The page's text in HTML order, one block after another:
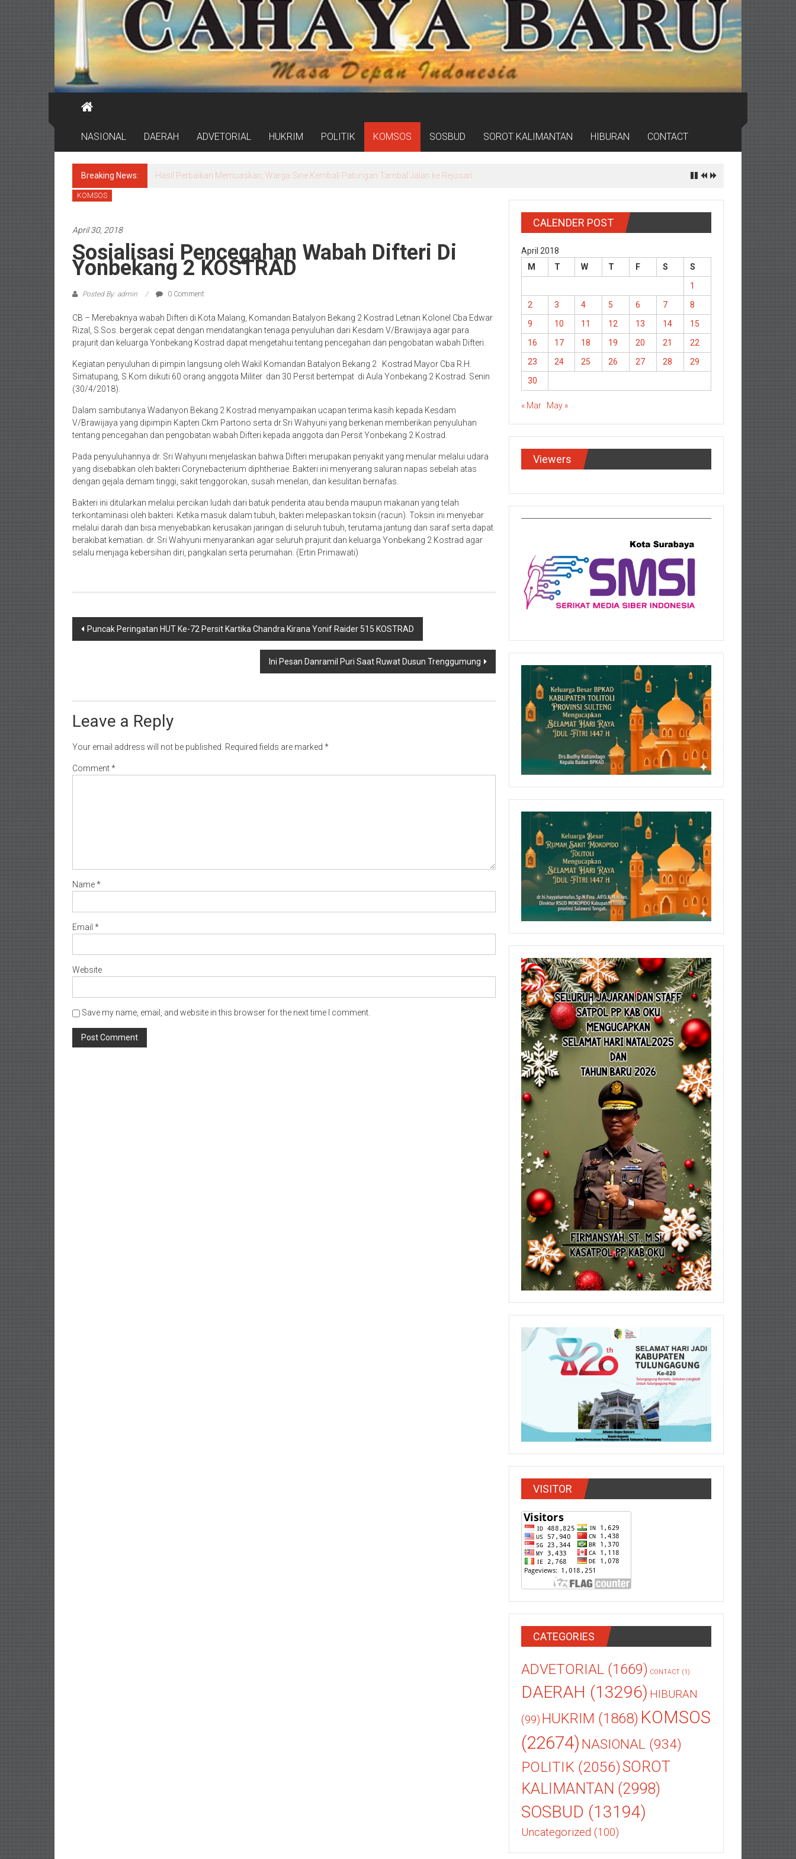
NASIONAL DAERAH ADVETORIAL HUKRIM POLITIK KOMSOS SOSBUD SOROT KALIMANTAN HIBURAN CONTACT
Breaking News: Pemkot Surabaya Beri Insentif Rp300 Ribu bagi Warga yang Rekam Aksi Pencurian Fasum
KOMSOS
April 30, 2018
Sosialisasi Pencegahan Wabah Difteri Di
Yonbekang 2 KOSTRAD
Posted By: admin 0 Comment
CB – Merebaknya wabah Difteri di Kota Malang, Komandan Batalyon Bekang 2 Kostrad Letnan Kolonel Cba Edwar
Rizal, S.Sos. bergerak cepat dengan mendatangkan tenaga penyuluhan dari Kesdam V/Brawijaya agar para
prajurit dan keluarga Yonbekang Kostrad dapat mengetahui tentang pencegahan dan pengobatan wabah Difteri.
Kegiatan penyuluhan di pimpin langsung oleh Wakil Komandan Batalyon Bekang 2 Kostrad Mayor Cba R.H.
Simatupang, S.Kom diikuti 60 orang anggota Militer dan 30 Persit bertempat di Aula Yonbekang 2 Kostrad. Senin
(30/4/2018).
Dalam sambutanya Wadanyon Bekang 2 Kostrad menyampaikan ucapan terima kasih kepada Kesdam
V/Brawijaya yang dipimpin Kapten Ckm Partono serta dr.Sri Wahyuni yang berkenan memberikan penyuluhan
tentang pencegahan dan pengobatan wabah Difteri kepada anggota dan Persit Yonbekang 2 Kostrad.
Pada penyuluhannya dr. Sri Wahyuni menjelaskan bahwa Difteri merupakan penyakit yang menular melalui udara
yang disebabkan oleh bakteri Corynebacterium diphtheriae. Bakteri ini menyerang saluran napas sebelah atas
dengan gejala demam tinggi, sakit tenggorokan, susah menelan, dan kesulitan bernafas.
Bakteri ini ditularkan melalui percikan ludah dari batuk penderita atau benda maupun makanan yang telah
terkontaminasi oleh bakteri. Ketika masuk dalam tubuh, bakteri melepaskan toksin (racun). Toksin ini menyebar
melalui darah dan bisa menyebabkan kerusakan jaringan di seluruh tubuh, terutama jantung dan saraf serta dapat
berakibat kematian. dr. Sri Wahyuni menyarankan agar seluruh prajurit dan keluarga Yonbekang 2 Kostrad agar
selalu menjaga kebersihan diri, pangkalan serta perumahan. (Ertin Primawati)
Post
Puncak Peringatan HUT Ke-72 Persit Kartika Chandra Kirana Yonif Raider 515 KOSTRAD
Ini Pesan Danramil Puri Saat Ruwat Dusun Trenggumung
Leave a Reply
Your email address will not be published. Required fields are marked *
Comment*
Name*
Email *
Website
Save my name, email, and website in this browser for the next time I comment.
CALENDER POST
April 2018
M
T W T F S
S
1
2
3 4 5 6 7
8
9
10 11 12 13 14
15
16
17 18 19 20 21
22
23
24 25 26 27 28
29
30
« Mar May »
Viewers
VISITOR
CATEGORIES
ADVETORIAL (1669) CONTACT (1)
DAERAH (13296) HIBURAN
(99) HUKRIM (1868) KOMSOS
(22674) NASIONAL (934)
POLITIK (2056)SOROT
KALIMANTAN (2998)
SOSBUD (13194)
Uncategorized (100)